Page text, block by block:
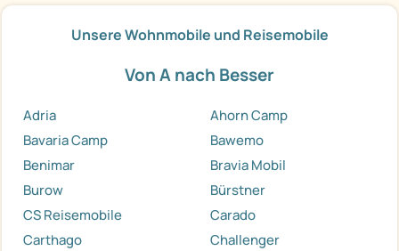
Unsere Wohnmobile und Reisemobile
Von A nach Besser
Adria
Ahorn Camp
Bavaria Camp
Bawemo
Benimar
Bravia Mobil
Burow
Bürstner
CS Reisemobile
Carado
Carthago
Challenger